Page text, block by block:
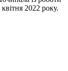
2022 року.